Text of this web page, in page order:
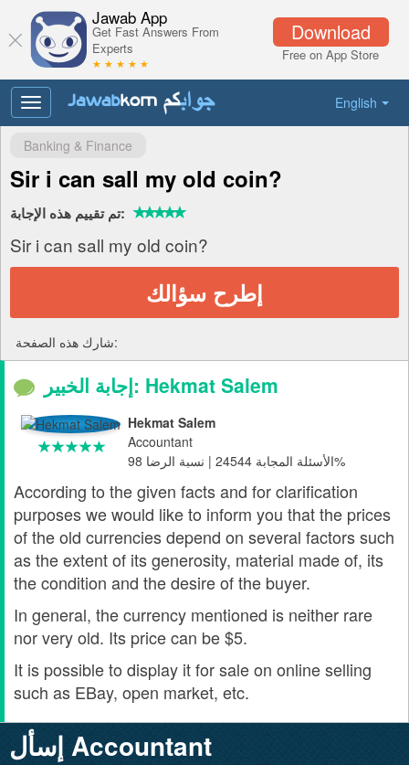
Download
Free on App Store
Jawab App
Get Fast Answers From
Experts
★ ★ ★ ★ ★
English
Toggle
navigation
Banking & Finance
Sir i can sall my old coin?
تم تقييم هذه الإجابة:
Sir i can sall my old coin?
إطرح سؤالك
شارك هذه الصفحة:
إجابة الخبير: Hekmat Salem
Hekmat Salem
Accountant
الأسئلة المجابة 24544 | نسبة الرضا 98%
According to the given facts and for clarification
purposes we would like to inform you that the prices
of the old currencies depend on several factors such
as the extent of its generosity, material made of, its
the condition and the desire of the buyer.
In general, the currency mentioned is neither rare
nor very old. Its price can be $5.
It is possible to display it for sale on online selling
such as EBay, open market, etc.
إسأل Accountant